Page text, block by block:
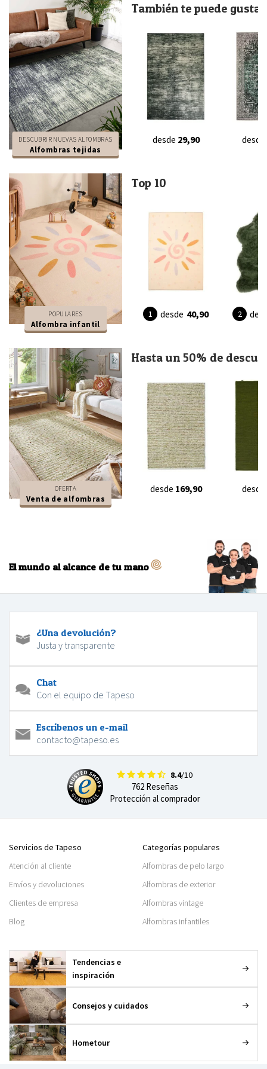
DESCUBRIR NUEVAS ALFOMBRAS
Alfombras tejidas
También te puede
desde 29,90 desde
POPULARES
Alfombra infantil
Top 10
desde 40,90
OFERTA
Venta de alfombras
Hasta un 50% de
desde 169,90 desde
El mundo al alcance de tu mano
¿Una devolución?
Justa y transparente
Chat
Con el equipo de Tapeso
Escríbenos un e-mail
contacto@tapeso.es
8.4/10
762 Reseñas
Protección al comprador
Servicios de Tapeso
Atención al cliente
Envíos y devoluciones
Clientes de empresa
Blog
Categorías populares
Alfombras de pelo largo
Alfombras de exterior
Alfombras vintage
Alfombras infantiles
Tendencias e
inspiración
Consejos y cuidados
Hometour